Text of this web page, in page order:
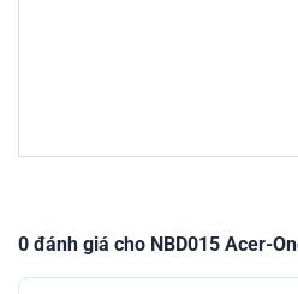
0 đánh giá cho NBD015 Acer-